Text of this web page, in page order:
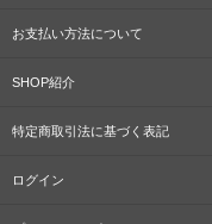
お支払い方法について
SHOP紹介
特定商取引法に基づく表記
ログイン